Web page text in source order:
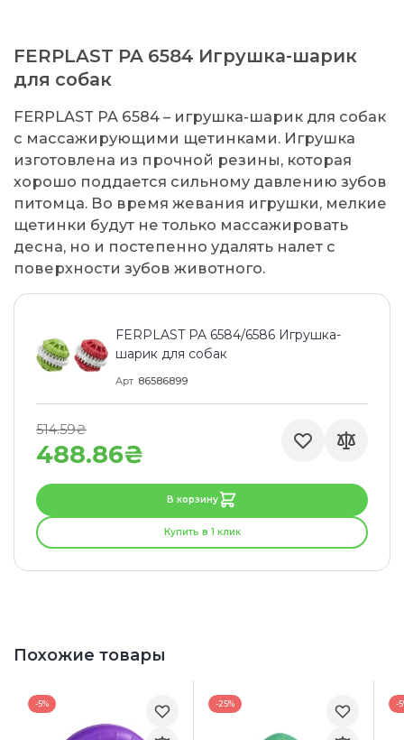
FERPLAST PA 6584 Игрушка-шарик
для собак
FERPLAST PA 6584 – игрушка-шарик для собак
с массажирующими щетинками. Игрушка
изготовлена из прочной резины, которая
хорошо поддается сильному давлению зубов
питомца. Во время жевания игрушки, мелкие
щетинки будут не только массажировать
десна, но и постепенно удалять налет с
поверхности зубов животного.
FERPLAST PA 6584/6586 Игрушка-
шарик для собак
Арт 86586899
488.86₴
514.59₴
В корзину
Купить в 1 клик
Похожие товары
-5% -25% -